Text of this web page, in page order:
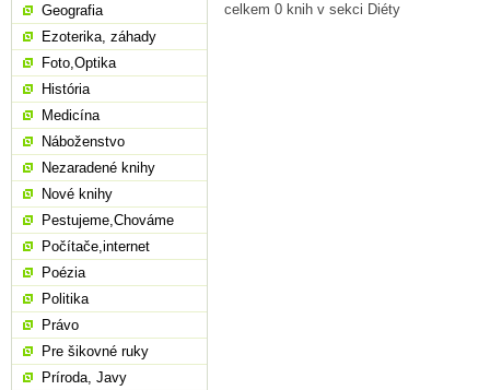
celkem 0 knih v sekci Diéty
Geografia
Ezoterika, záhady
Foto,Optika
História
Medicína
Náboženstvo
Nezaradené knihy
Nové knihy
Pestujeme,Chováme
Počítače,internet
Poézia
Politika
Právo
Pre šikovné ruky
Príroda, Javy